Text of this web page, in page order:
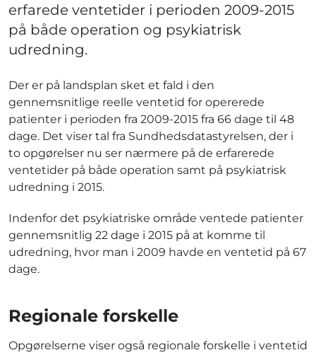
erfarede ventetider i perioden 2009-2015
på både operation og psykiatrisk
udredning.
Der er på landsplan sket et fald i den
gennemsnitlige reelle ventetid for opererede
patienter i perioden fra 2009-2015 fra 66 dage til 48
dage. Det viser tal fra Sundhedsdatastyrelsen, der i
to opgørelser nu ser nærmere på de erfarerede
ventetider på både operation samt på psykiatrisk
udredning i 2015.
Indenfor det psykiatriske område ventede patienter
gennemsnitlig 22 dage i 2015 på at komme til
udredning, hvor man i 2009 havde en ventetid på 67
dage.
Regionale forskelle
Opgørelserne viser også regionale forskelle i ventetid